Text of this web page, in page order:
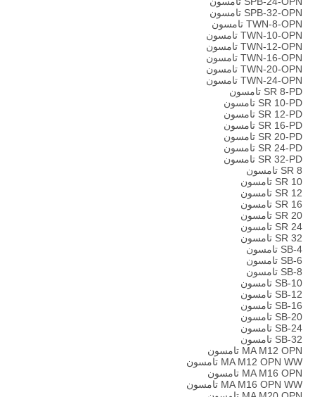
SPB-32-OPN تامسون
TWN-8-OPN تامسون
TWN-10-OPN تامسون
TWN-12-OPN تامسون
TWN-16-OPN تامسون
TWN-20-OPN تامسون
TWN-24-OPN تامسون
SR 8-PD تامسون
SR 10-PD تامسون
SR 12-PD تامسون
SR 16-PD تامسون
SR 20-PD تامسون
SR 24-PD تامسون
SR 32-PD تامسون
SR 8 تامسون
SR 10 تامسون
SR 12 تامسون
SR 16 تامسون
SR 20 تامسون
SR 24 تامسون
SR 32 تامسون
SB-4 تامسون
SB-6 تامسون
SB-8 تامسون
SB-10 تامسون
SB-12 تامسون
SB-16 تامسون
SB-20 تامسون
SB-24 تامسون
SB-32 تامسون
MA M12 OPN تامسون
MA M12 OPN WW تامسون
MA M16 OPN تامسون
MA M16 OPN WW تامسون